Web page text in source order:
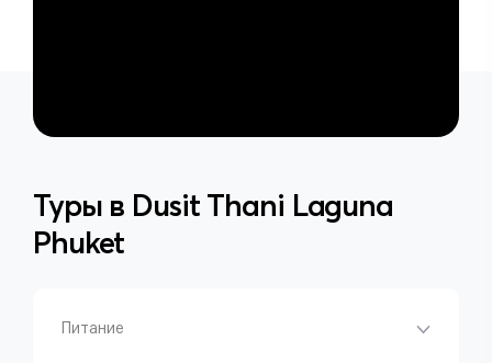
Туры в Dusit Thani Laguna
Phuket
Питание